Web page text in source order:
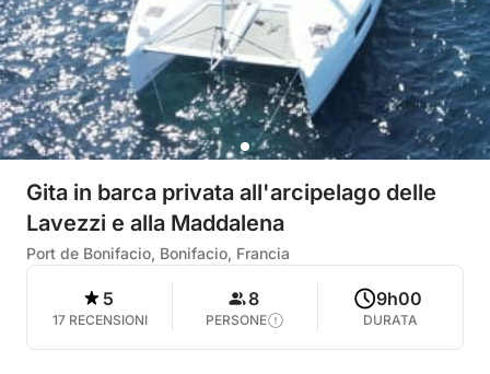
Gita in barca privata all'arcipelago delle
Lavezzi e alla Maddalena
Port de Bonifacio, Bonifacio, Francia
5
17 RECENSIONI
8
PERSONE
9h00
DURATA